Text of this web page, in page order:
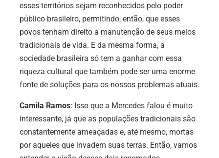
esses territórios sejam reconhecidos pelo poder
público brasileiro, permitindo, então, que esses
povos tenham direito a manutenção de seus meios
tradicionais de vida. E da mesma forma, a
sociedade brasileira só tem a ganhar com essa
riqueza cultural que também pode ser uma enorme
fonte de soluções para os nossos problemas atuais.
Camila Ramos: Isso que a Mercedes falou é muito
interessante, já que as populações tradicionais são
constantemente ameaçadas e, até mesmo, mortas
por aqueles que invadem suas terras. Então, vamos